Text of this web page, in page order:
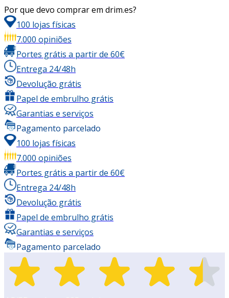
Por que devo comprar em drim.es?
100 lojas físicas
7.000 opiniões
Portes grátis a partir de 60€
Entrega 24/48h
Devolução grátis
Papel de embrulho grátis
Garantias e serviços
Pagamento parcelado
100 lojas físicas
7.000 opiniões
Portes grátis a partir de 60€
Entrega 24/48h
Devolução grátis
Papel de embrulho grátis
Garantias e serviços
Pagamento parcelado